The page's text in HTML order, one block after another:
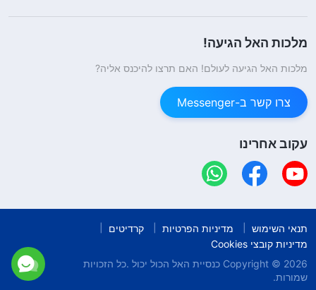
מלכות האל הגיעה!
מלכות האל הגיעה לעולם! האם תרצו להיכנס אליה?
צרו קשר ב-Messenger
עקוב אחרינו
תנאי השימוש מדיניות הפרטיות
קרדיטים
מדיניות קובצי Cookies
Copyright © 2026 כנסיית האל הכול יכול .כל הזכויות
שמורות.